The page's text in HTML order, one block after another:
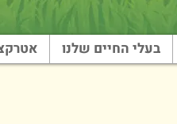
בעלי החיים שלנו